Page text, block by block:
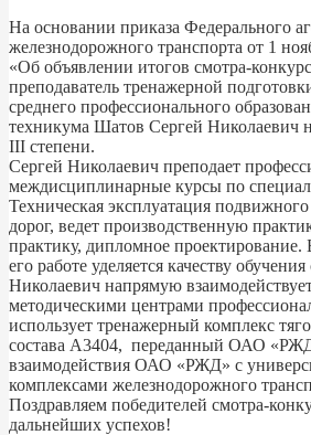
На основании приказа Федерального
железнодорожного транспорта от 1
«Об объявлении итогов смотра-
преподаватель тренажерной
среднего профессионального
техникума Шатов Сергей Николаевич
III степени.
Сергей Николаевич преподает
междисциплинарные курсы по
Техническая эксплуатация
дорог, ведет производственную
практику, дипломное
его работе уделяется качеству
Николаевич напрямую
методическими центрами
использует тренажерный комплекс
состава А3404, переданный ОАО
взаимодействия ОАО «РЖД» с
комплексами железнодорожного
Поздравляем победителей смотра-
дальнейших успехов!